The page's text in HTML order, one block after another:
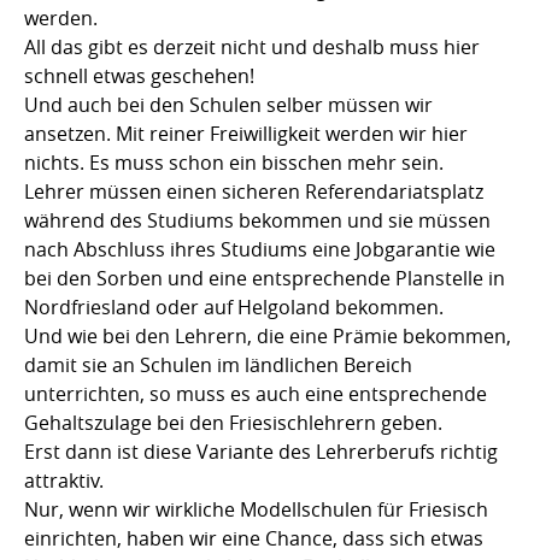
werden.
All das gibt es derzeit nicht und deshalb muss hier
schnell etwas geschehen!
Und auch bei den Schulen selber müssen wir
ansetzen. Mit reiner Freiwilligkeit werden wir hier
nichts. Es muss schon ein bisschen mehr sein.
Lehrer müssen einen sicheren Referendariatsplatz
während des Studiums bekommen und sie müssen
nach Abschluss ihres Studiums eine Jobgarantie wie
bei den Sorben und eine entsprechende Planstelle in
Nordfriesland oder auf Helgoland bekommen.
Und wie bei den Lehrern, die eine Prämie bekommen,
damit sie an Schulen im ländlichen Bereich
unterrichten, so muss es auch eine entsprechende
Gehaltszulage bei den Friesischlehrern geben.
Erst dann ist diese Variante des Lehrerberufs richtig
attraktiv.
Nur, wenn wir wirkliche Modellschulen für Friesisch
einrichten, haben wir eine Chance, dass sich etwas